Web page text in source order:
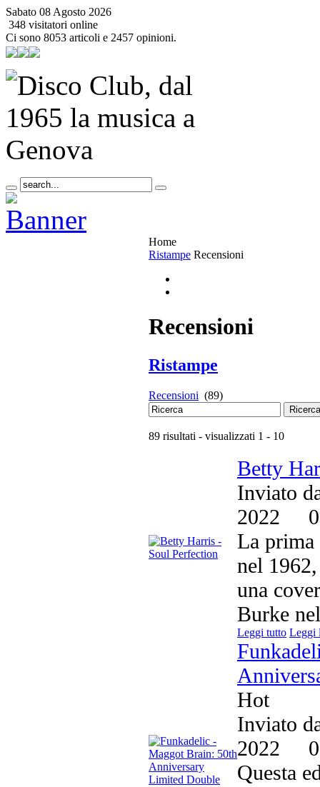
Sabato 08 Agosto 2026
348 visitatori online
Ci sono 8053 articoli e 2457 opinioni.
Home
Ristampe Recensioni
Recensioni
Ristampe
Recensioni (89)
Ricerca
89 risultati - visualizzati 1 - 10
Betty
Inviato
2022 0
La prima
nel
una
Burke
Leggi tutto Leggi
Hot
Inviato
2022 0
Questa